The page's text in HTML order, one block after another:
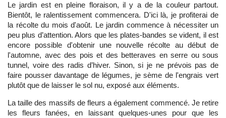
Le jardin est en pleine floraison, il y a de la couleur partout.
Bientôt, le ralentissement commencera. D'ici là, je profiterai de
la récolte du mois d'août. Le jardin commence à nécessiter un
peu plus d’attention. Alors que les plates-bandes se vident, il est
encore possible d'obtenir une nouvelle récolte au début de
l'automne, avec des pois et des betteraves en serre ou sous
tunnel, voire des radis d’hiver. Sinon, si je ne prévois pas de
faire pousser davantage de légumes, je sème de l'engrais vert
plutôt que de laisser le sol nu, exposé aux éléments.
La taille des massifs de fleurs a également commencé. Je retire
les fleurs fanées, en laissant quelques-unes pour que les